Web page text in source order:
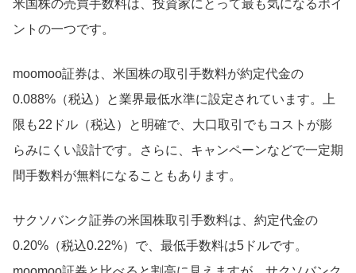
米国株の売買手数料は、投資家にとって最も気になるポイ
ントの一つです。
moomoo証券は、米国株の取引手数料が約定代金の
0.088%（税込）と業界最低水準に設定されています。上
限も22ドル（税込）と明確で、大口取引でもコストが膨
らみにくい設計です。さらに、キャンペーンなどで一定期
間手数料が無料になることもあります。
サクソバンク証券の米国株取引手数料は、約定代金の
0.20%（税込0.22%）で、最低手数料は5ドルです。